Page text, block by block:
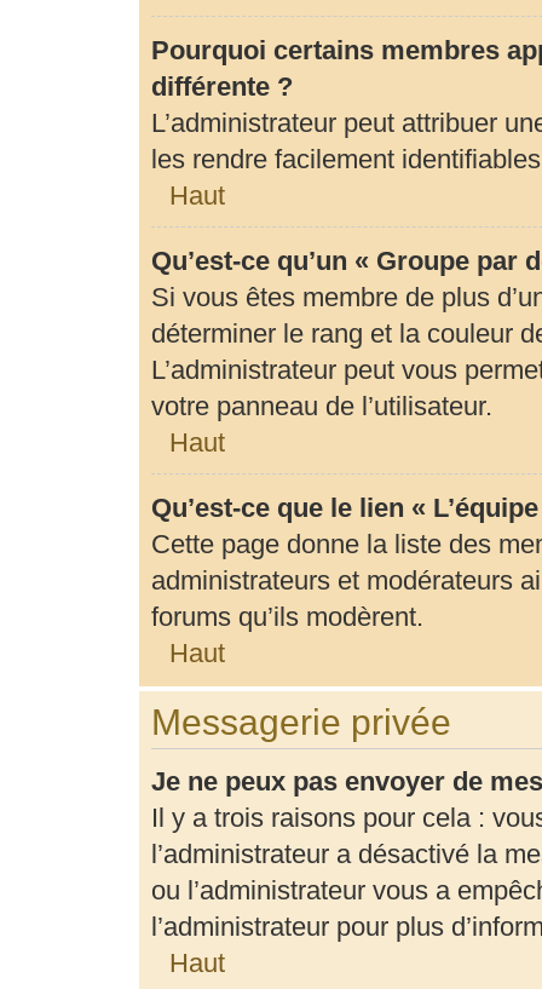
Pourquoi certains membres
différente ?
L’administrateur peut attribuer
les rendre facilement
Haut
Qu’est-ce qu’un « Groupe par
Si vous êtes membre de plus
déterminer le rang et la couleur
L’administrateur peut vous
votre panneau de l’utilisateur.
Haut
Qu’est-ce que le lien «
Cette page donne la liste des
administrateurs et modérateurs
forums qu’ils modèrent.
Haut
Messagerie privée
Je ne peux pas envoyer de
Il y a trois raisons pour cela :
l’administrateur a désactivé la
ou l’administrateur vous a
l’administrateur pour plus
Haut